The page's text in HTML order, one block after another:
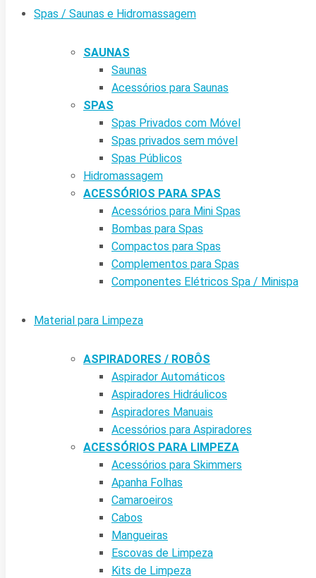
Spas / Saunas e Hidromassagem
SAUNAS
Saunas
Acessórios para Saunas
SPAS
Spas Privados com Móvel
Spas privados sem móvel
Spas Públicos
Hidromassagem
ACESSÓRIOS PARA SPAS
Acessórios para Mini Spas
Bombas para Spas
Compactos para Spas
Complementos para Spas
Componentes Elétricos Spa / Minispa
Material para Limpeza
ASPIRADORES / ROBÔS
Aspirador Automáticos
Aspiradores Hidráulicos
Aspiradores Manuais
Acessórios para Aspiradores
ACESSÓRIOS PARA LIMPEZA
Acessórios para Skimmers
Apanha Folhas
Camaroeiros
Cabos
Mangueiras
Escovas de Limpeza
Kits de Limpeza